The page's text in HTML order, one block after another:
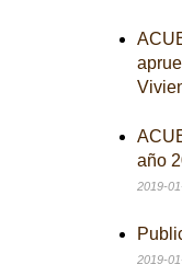
año
2019-
2019-